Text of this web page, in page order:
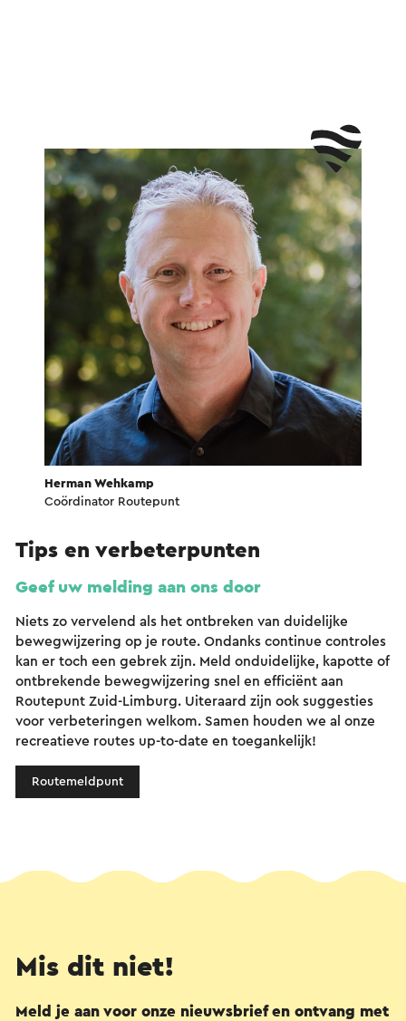
Herman Wehkamp
Coördinator Routepunt
Tips en verbeterpunten
Geef uw melding aan ons door
Niets zo vervelend als het ontbreken van duidelijke
bewegwijzering op je route. Ondanks continue controles
kan er toch een gebrek zijn. Meld onduidelijke, kapotte of
ontbrekende bewegwijzering snel en efficiënt aan
Routepunt Zuid-Limburg. Uiteraard zijn ook suggesties
voor verbeteringen welkom. Samen houden we al onze
recreatieve routes up-to-date en toegankelijk!
Routemeldpunt
Mis dit niet!
Meld je aan voor onze nieuwsbrief en ontvang met